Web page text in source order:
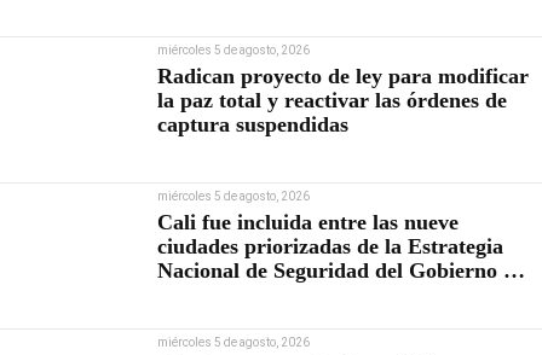
miércoles 5 de agosto, 2026
Radican proyecto de ley para modificar
la paz total y reactivar las órdenes de
captura suspendidas
miércoles 5 de agosto, 2026
Cali fue incluida entre las nueve
ciudades priorizadas de la Estrategia
Nacional de Seguridad del Gobierno de
miércoles 5 de agosto, 2026